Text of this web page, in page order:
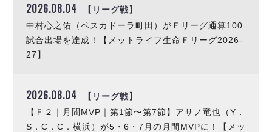
マルバ水戸FC
リガーレヴィア葛飾
Y．S．C．C．横浜
ヴィンセドール白山
デウソン神戸
ポルセイド浜田
ミラクルスマイル新居浜
2026.08.04 【リーグ戦】
中村心之佑（ペスカドーラ町田）がＦリーグ通算100
試合出場を達成！【メットライフ生命Ｆリーグ2026-
27】
2026.08.04 【リーグ戦】
【Ｆ２｜月間MVP｜第1節〜第7節】アサノ竜也（Y．
S．C．C．横浜）が5・6・7月の月間MVPに！【メッ